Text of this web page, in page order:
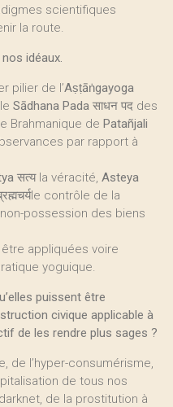
scientifiques
la route.
idéaux.
pilier de l’Aṣṭāṅgayoga
Sādhana Pada साधन पद des
Brahmanique de Patañjali
par rapport à
सत्य la véracité, Asteya
contrôle de la
non-possession des biens
appliquées voire
yoguique.
puissent être
civique applicable à
de les rendre plus sages ?
de l’hyper-consumérisme,
de tous nos
de la prostitution à